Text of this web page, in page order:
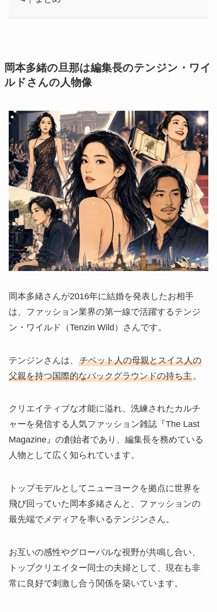
岡本多緒の旦那は編集長のテンジン・ワイ
ルドさんの人物像
岡本多緒さんが2016年に結婚を発表したお相手
は、ファッション業界の第一線で活躍するテンジ
ン・ワイルド（Tenzin Wild）さんです。
テンジンさんは、 チベット人の母親とスイス人の
父親を持つ国際的なバックグラウンドの持ち主。
クリエイティブな才能に溢れ、洗練されたカルチ
ャーを発信する人気ファッション雑誌『The Last
Magazine』の創始者であり、編集長を務めている
人物として広く知られています。
トップモデルとしてニューヨークを拠点に世界を
飛び回っていた岡本多緒さんと、ファッションの
最先端でメディアを率いるテンジンさん。
お互いの感性やグローバルな視野が共鳴し合い、
トップクリエイター同士の夫婦として、現在も非
常に良好で刺激し合う関係を築いています。